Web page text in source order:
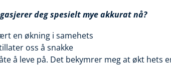
deg spesielt mye akkurat nå?
en økning i samehets
oss å snakke
å leve på. Det bekymrer meg at økt hets